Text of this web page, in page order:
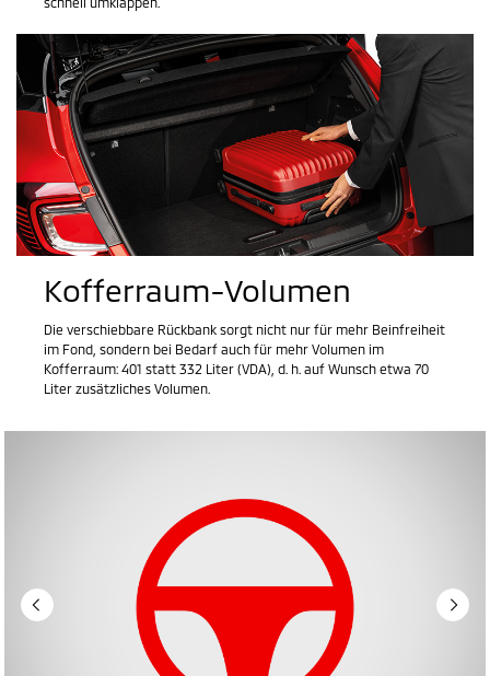
Kofferraum-Volumen
Die verschiebbare Rückbank sorgt nicht nur für mehr Beinfreiheit
im Fond, sondern bei Bedarf auch für mehr Volumen im
Kofferraum: 401 statt 332 Liter (VDA), d. h. auf Wunsch etwa 70
Liter zusätzliches Volumen.